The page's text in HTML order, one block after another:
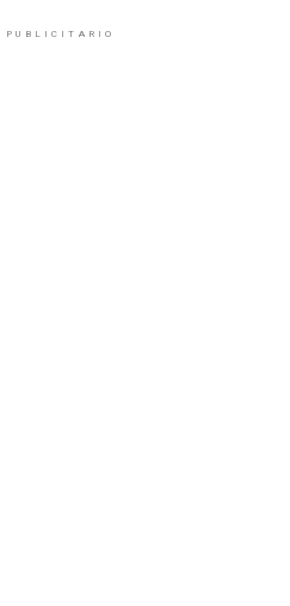
PUBLICITARIO